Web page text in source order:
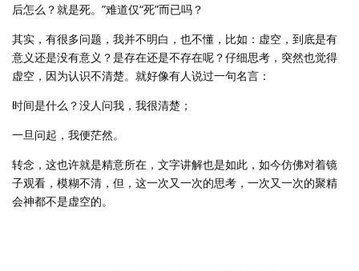
后怎么？就是死。”难道仅“死”而已吗？
其实，有很多问题，我并不明白，也不懂，比如：虚空，到底是有
意义还是没有意义？是存在还是不存在呢？仔细思考，突然也觉得
虚空，因为认识不清楚。就好像有人说过一句名言：
时间是什么？没人问我，我很清楚；
一旦问起，我便茫然。
转念，这也许就是精意所在，文字讲解也是如此，如今仿佛对着镜
子观看，模糊不清，但，这一次又一次的思考，一次又一次的聚精
会神都不是虚空的。